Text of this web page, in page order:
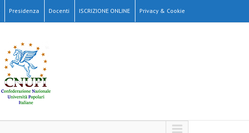
Presidenza Docenti ISCRIZIONE ONLINE Privacy & Cookie